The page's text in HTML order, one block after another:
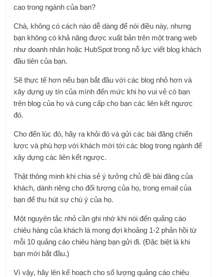
cao trong ngành của bạn?
Chà, không có cách nào dễ dàng để nói điều này, nhưng
bạn không có khả năng được xuất bản trên một trang web
nhưdoanh nhân hoặc HubSpot trong nỗ lực viết blog khách
đầu tiên của bạn.
Sẽ thực tế hơn nếu bạn bắt đầu với các blog nhỏ hơn và
xây dựng uy tín của mình đến mức khi họ vui vẻ có bạn
trên blog của họ và cung cấp cho bạn các liên kết ngược
đó.
Cho đến lúc đó, hãy ra khỏi đó và gửi các bài đăng chiến
lược và phù hợp với khách mời tới các blog trong ngành để
xây dựng các liên kết ngược.
Thật thông minh khi chia sẻ ý tưởng chủ đề bài đăng của
khách, dành riêng cho đối tượng của họ, trong email của
bạn để thu hút sự chú ý của họ.
Một nguyên tắc nhỏ cần ghi nhớ khi nói đến quảng cáo
chiêu hàng của khách là mong đợi khoảng 1-2 phản hồi từ
mỗi 10 quảng cáo chiêu hàng bạn gửi đi. (Đặc biệt là khi
bạn mới bắt đầu.)
Vì vậy, hãy lên kế hoạch cho số lượng quảng cáo chiêu